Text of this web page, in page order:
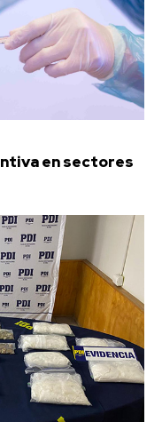
en sectores